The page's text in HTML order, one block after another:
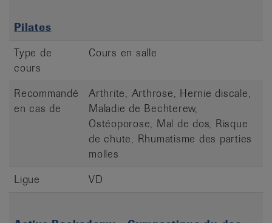
Pilates
Type de
cours
Cours en salle
Recommandé
en cas de
Arthrite, Arthrose, Hernie discale,
Maladie de Bechterew,
Ostéoporose, Mal de dos, Risque
de chute, Rhumatisme des parties
molles
Ligue
VD